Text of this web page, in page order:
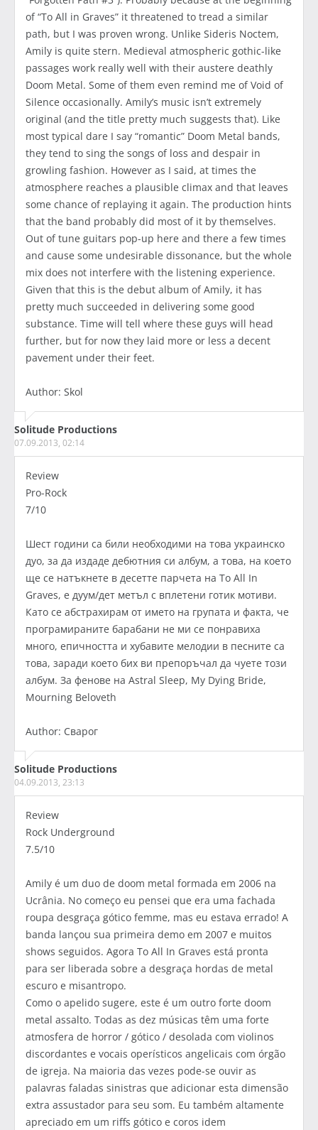
of “To All in Graves” it threatened to tread a similar
path, but I was proven wrong. Unlike Sideris Noctem,
Amily is quite stern. Medieval atmospheric gothic-like
passages work really well with their austere deathly
Doom Metal. Some of them even remind me of Void of
Silence occasionally. Amily’s music isn’t extremely
original (and the title pretty much suggests that). Like
most typical dare I say “romantic” Doom Metal bands,
they tend to sing the songs of loss and despair in
growling fashion. However as I said, at times the
atmosphere reaches a plausible climax and that leaves
some chance of replaying it again. The production hints
that the band probably did most of it by themselves.
Out of tune guitars pop-up here and there a few times
and cause some undesirable dissonance, but the whole
mix does not interfere with the listening experience.
Given that this is the debut album of Amily, it has
pretty much succeeded in delivering some good
substance. Time will tell where these guys will head
further, but for now they laid more or less a decent
pavement under their feet.
Author: Skol
Solitude Productions
07.09.2013, 02:14
Review
Pro-Rock
7/10
Шест години са били необходими на това украинско
дуо, за да издаде дебютния си албум, а това, на което
ще се натъкнете в десетте парчета на To All In
Graves, е дуум/дет метъл с вплетени готик мотиви.
Като се абстрахирам от името на групата и факта, че
програмираните барабани не ми се понравиха
много, епичността и хубавите мелодии в песните са
това, заради което бих ви препоръчал да чуете този
албум. За фенове на Astral Sleep, My Dying Bride,
Mourning Beloveth
Author: Сварог
Solitude Productions
04.09.2013, 23:13
Review
Rock Underground
7.5/10
Amily é um duo de doom metal formada em 2006 na
Ucrânia. No começo eu pensei que era uma fachada
roupa desgraça gótico femme, mas eu estava errado! A
banda lançou sua primeira demo em 2007 e muitos
shows seguidos. Agora To All In Graves está pronta
para ser liberada sobre a desgraça hordas de metal
escuro e misantropo.
Como o apelido sugere, este é um outro forte doom
metal assalto. Todas as dez músicas têm uma forte
atmosfera de horror / gótico / desolada com violinos
discordantes e vocais operísticos angelicais com órgão
de igreja. Na maioria das vezes pode-se ouvir as
palavras faladas sinistras que adicionar esta dimensão
extra assustador para seu som. Eu também altamente
apreciado em um riffs gótico e coros idem